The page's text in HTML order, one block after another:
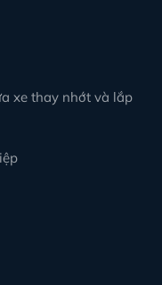
xe thay nhớt và lắp